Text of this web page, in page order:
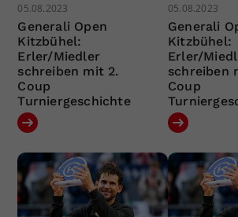
05.08.2023
Generali Open
Kitzbühel:
Erler/Miedler
schreiben mit 2.
Coup
Turniergeschichte
05.08.2023
Generali
Kitzbühel:
Erler/
schreiben
Coup